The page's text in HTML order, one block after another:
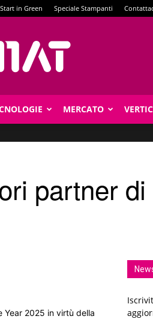
in Green Speciale Stampanti
MERCATO
partner
Year 2025 in virtù della